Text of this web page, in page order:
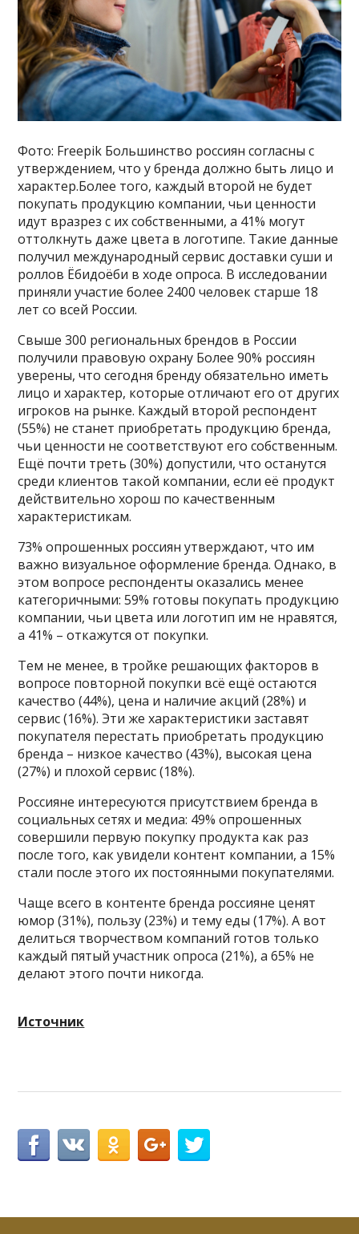
Фото: Freepik Большинство россиян согласны с
утверждением, что у бренда должно быть лицо и
характер.Более того, каждый второй не будет
покупать продукцию компании, чьи ценности
идут вразрез с их собственными, а 41% могут
оттолкнуть даже цвета в логотипе. Такие данные
получил международный сервис доставки суши и
роллов Ёбидоёби в ходе опроса. В исследовании
приняли участие более 2400 человек старше 18
лет со всей России.
Свыше 300 региональных брендов в России
получили правовую охрану Более 90% россиян
уверены, что сегодня бренду обязательно иметь
лицо и характер, которые отличают его от других
игроков на рынке. Каждый второй респондент
(55%) не станет приобретать продукцию бренда,
чьи ценности не соответствуют его собственным.
Ещё почти треть (30%) допустили, что останутся
среди клиентов такой компании, если её продукт
действительно хорош по качественным
характеристикам.
73% опрошенных россиян утверждают, что им
важно визуальное оформление бренда. Однако, в
этом вопросе респонденты оказались менее
категоричными: 59% готовы покупать продукцию
компании, чьи цвета или логотип им не нравятся,
а 41% – откажутся от покупки.
Тем не менее, в тройке решающих факторов в
вопросе повторной покупки всё ещё остаются
качество (44%), цена и наличие акций (28%) и
сервис (16%). Эти же характеристики заставят
покупателя перестать приобретать продукцию
бренда – низкое качество (43%), высокая цена
(27%) и плохой сервис (18%).
Россияне интересуются присутствием бренда в
социальных сетях и медиа: 49% опрошенных
совершили первую покупку продукта как раз
после того, как увидели контент компании, а 15%
стали после этого их постоянными покупателями.
Чаще всего в контенте бренда россияне ценят
юмор (31%), пользу (23%) и тему еды (17%). А вот
делиться творчеством компаний готов только
каждый пятый участник опроса (21%), а 65% не
делают этого почти никогда.
Источник